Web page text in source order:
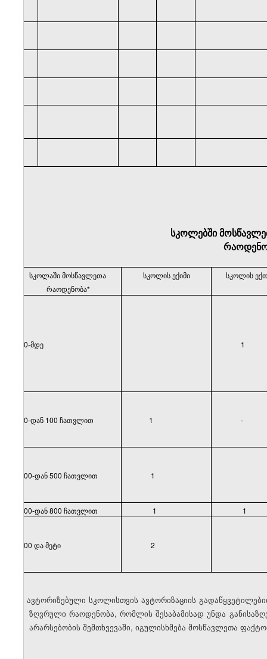
სკოლებში
სკოლაში მოსწავლეთა
რაოდენობა*
სკოლის ექიმი სკოლის
50-მდე 1
50-დან 100 ჩათვლით 1 -
100-დან 500 ჩათვლით 1
500-დან 800 ჩათვლით 1 1
800 და მეტი 2
ავტორიზებული სკოლისთვის ავტორიზაციის
ზღვრული რაოდენობა, რომლის შესაბამისად უნდა
არარსებობის შემთხვევაში, იგულისხმება მოსწავლეთა